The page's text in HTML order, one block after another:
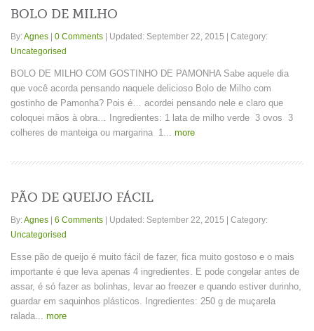
BOLO DE MILHO
By:Agnes 0 Comments Updated: September 22, 2015
Category:
Uncategorised
BOLO DE MILHO COM GOSTINHO DE PAMONHA Sabe aquele dia
que você acorda pensando naquele delicioso Bolo de Milho com
gostinho de Pamonha? Pois é… acordei pensando nele e claro que
coloquei mãos à obra… Ingredientes: 1 lata de milho verde 3 ovos 3
colheres de manteiga ou margarina 1...more
PÃO DE QUEIJO FÁCIL
By:Agnes 6 Comments Updated: September 22, 2015
Category:
Uncategorised
Esse pão de queijo é muito fácil de fazer, fica muito gostoso e o mais
importante é que leva apenas 4 ingredientes. E pode congelar antes de
assar, é só fazer as bolinhas, levar ao freezer e quando estiver durinho,
guardar em saquinhos plásticos. Ingredientes: 250 g de muçarela
ralada...more